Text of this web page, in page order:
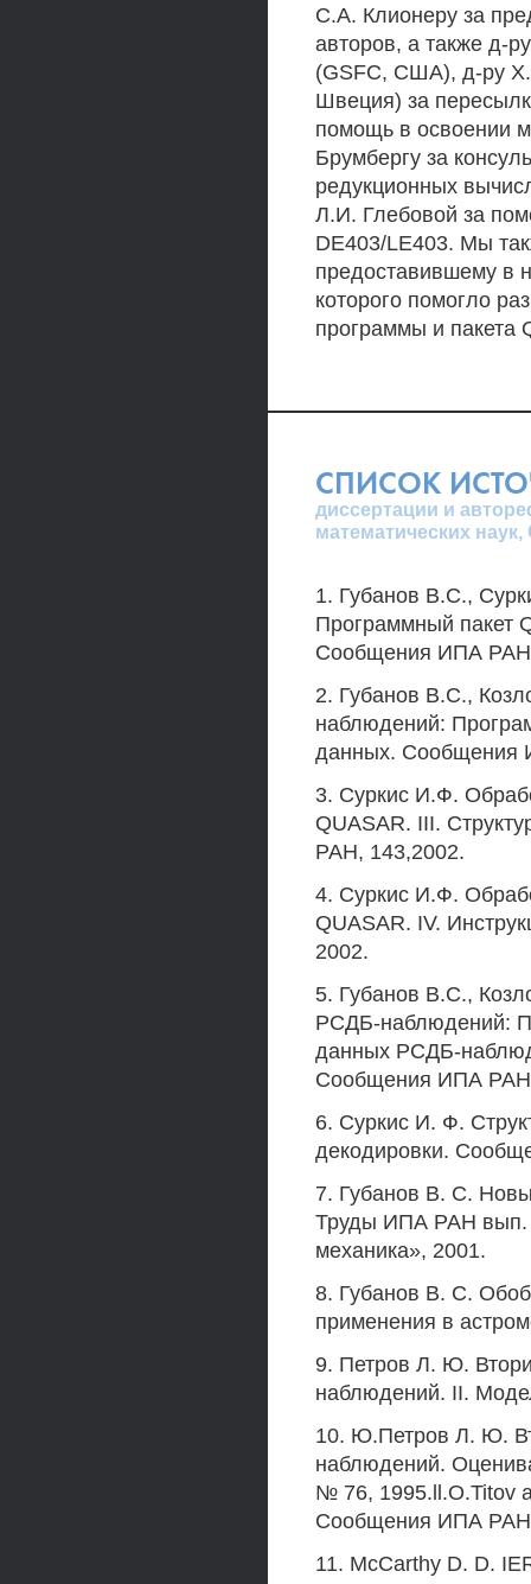
С.А. Клионеру за
авторов, а также д-
(GSFC, США), д-ру
Швеция) за
помощь в освоении
Брумбергу за
редукционных
Л.И. Глебовой за
DE403/LE403. Мы
предоставившему в
которого помогло
программы и пакета
СПИСОК
диссертации и
математических
1. Губанов B.C.,
Программный пакет
Сообщения ИПА
2. Губанов B.C.,
наблюдений:
данных. Сообщения
3. Суркис И.Ф.
QUASAR. III.
РАН, 143,2002.
4. Суркис И.Ф.
QUASAR. IV.
2002.
5. Губанов B.C.,
РСДБ-наблюдений:
данных РСДБ-
Сообщения ИПА
6. Суркис И. Ф.
декодировки.
7. Губанов В. С.
Труды ИПА РАН вып.
механика», 2001.
8. Губанов В. С.
применения в
9. Петров Л. Ю.
наблюдений. II.
10. Ю.Петров Л. Ю.
наблюдений.
№ 76, 1995.ll.O.Titov
Сообщения ИПА
11. McCarthy D. D.